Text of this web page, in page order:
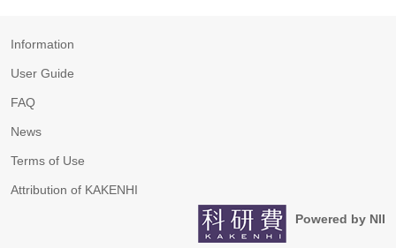
Information
User Guide
FAQ
News
Terms of Use
Attribution of KAKENHI
Powered by NII